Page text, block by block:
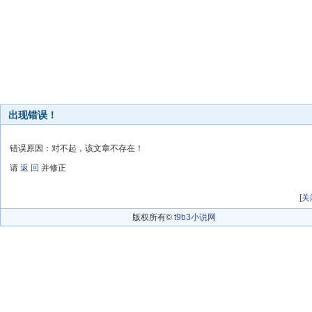
出现错误！
错误原因：对不起，该文章不存在！
请 返 回 并修正
[关
版权所有© t9b3小说网